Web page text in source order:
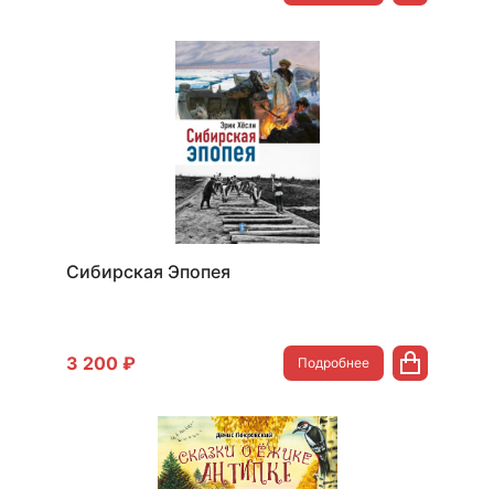
Сибирская Эпопея
3 200 ₽ Подробнее